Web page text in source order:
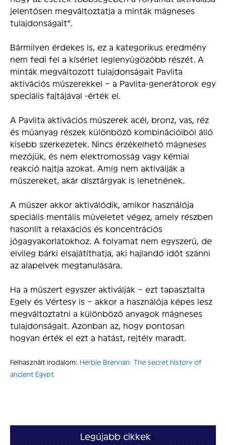
jelentősen megváltoztatja a minták mágneses
tulajdonságait”.
Bármilyen érdekes is, ez a kategorikus eredmény
nem fedi fel a kísérlet leglenyűgözőbb részét. A
minták megváltozott tulajdonságait Pavlita
aktivációs műszerekkel – a Pavlita-generátorok egy
speciális fajtájával -érték el.
A Pavlita aktivációs műszerek acél, bronz, vas, réz
és műanyag részek különböző kombinációiból álló
kisebb szerkezetek. Nincs érzékelhető mágneses
mezőjük, és nem elektromosság vagy kémiai
reakció hajtja azokat. Amíg nem aktiválják a
műszereket, akár dísztárgyak is lehetnének.
A műszer akkor aktiválódik, amikor használója
speciális mentális műveletet végez, amely részben
hasonlít a relaxációs és koncentrációs
jógagyakorlatokhoz. A folyamat nem egyszerű, de
elvileg bárki elsajátíthatja, aki hajlandó időt szánni
az alapelvek megtanulására.
Ha a műszert egyszer aktiválják – ezt tapasztalta
Egely és Vértesy is – akkor a használója képes lesz
megváltoztatni a különböző anyagok mágneses
tulajdonságait. Azonban az, hogy pontosan
hogyan érték el ezt a hatást, rejtély maradt.
Felhasznált irodalom: Herbie Brennan: The secret history of
ancient Egypt
Legújabb cikkek